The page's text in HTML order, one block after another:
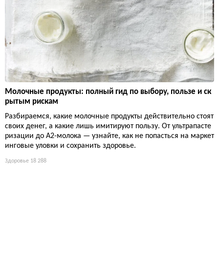
Молочные продукты: полный гид по выбору, пользе и ск
рытым рискам
Разбираемся, какие молочные продукты действительно стоят
своих денег, а какие лишь имитируют пользу. От ультрапасте
ризации до А2-молока — узнайте, как не попасться на маркет
инговые уловки и сохранить здоровье.
Здоровье 18 288